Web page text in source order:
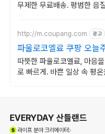
무제한 무료배송. 평범한 음
http://m.coupang.com 광고
파울로코엘료 쿠팡 오늘
따뜻한 파울로코엘료, 마음
로 빠르게. 바쁜 일상 속 평
EVERYDAY 산들랜드
라이프분야 크리에이터